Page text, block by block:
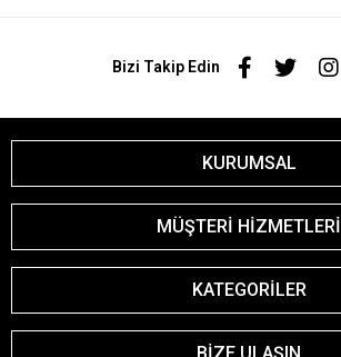
Bizi Takip Edin
KURUMSAL
MÜŞTERİ HİZMETLERİ
KATEGORİLER